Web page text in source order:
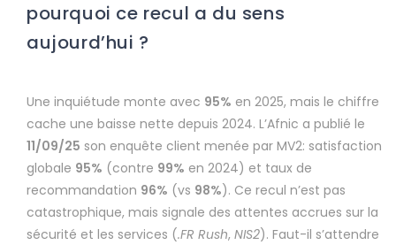
pourquoi ce recul a du sens
aujourd’hui ?
Une inquiétude monte avec 95% en 2025, mais le chiffre
cache une baisse nette depuis 2024. L’Afnic a publié le
11/09/25 son enquête client menée par MV2: satisfaction
globale 95% (contre 99% en 2024) et taux de
recommandation 96% (vs 98%). Ce recul n’est pas
catastrophique, mais signale des attentes accrues sur la
sécurité et les services (.FR Rush, NIS2). Faut-il s’attendre